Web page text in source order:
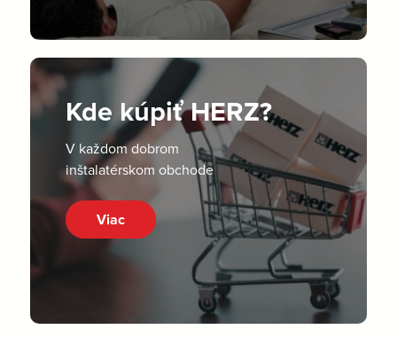
Kde kúpiť HERZ?
V každom dobrom
inštalatérskom obchode
Viac